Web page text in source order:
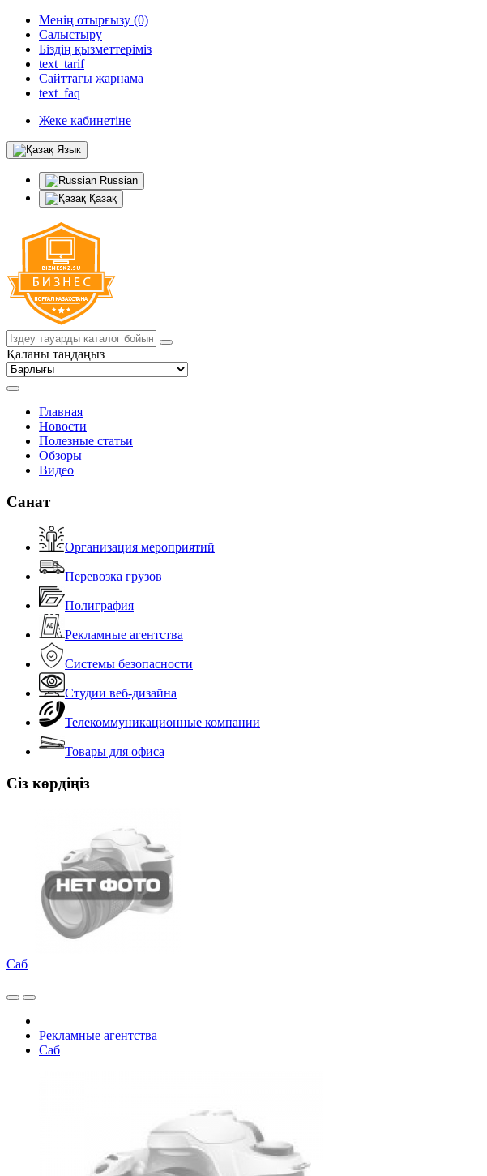
Менің отырғызу (0)
Салыстыру
Біздің қызметтеріміз
text_tarif
Сайттағы жарнама
text_faq
Жеке кабинетіне
Язык
Russian
Қазақ
Қаланы таңдаңыз
Главная
Новости
Полезные статьи
Обзоры
Видео
Санат
Организация мероприятий
Перевозка грузов
Полиграфия
Рекламные агентства
Системы безопасности
Студии веб-дизайна
Телекоммуникационные компании
Товары для офиса
Сіз көрдіңіз
Саб
Рекламные агентства
Саб